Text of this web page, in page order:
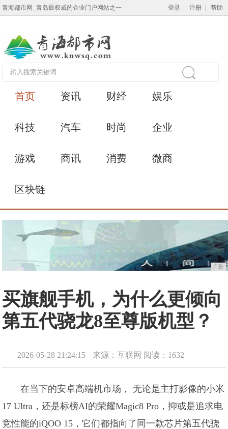
青海都市网_青岛最权威的企业门户网站之一 登录 注册 帮助
首页 资讯 财经 娱乐
科技 汽车 时尚 企业
游戏 商讯 消费 微商
区块链
广告
买旗舰手机，为什么更倾向
第五代骁龙8至尊版机型？
2026-05-28 21:24:15 来源：互联网 阅读：1632
在当下的安卓高端机市场， 无论是主打影像的小米
17 Ultra，还是标榜AI的荣耀Magic8 Pro，抑或是追求电
竞性能的iQOO 15，它们都指向了同一款芯片第五代骁